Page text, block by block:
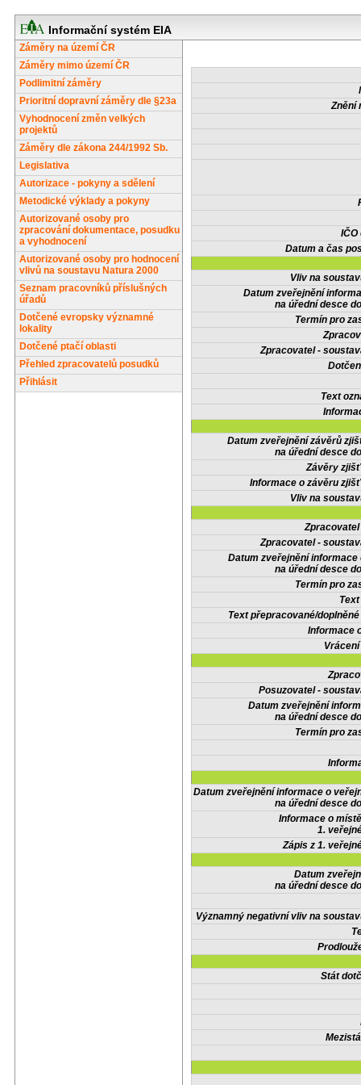
Informační systém EIA
Záměry na území ČR
Záměry mimo území ČR
Podlimitní záměry
Prioritní dopravní záměry dle §23a
Vyhodnocení změn velkých
projektů
Záměry dle zákona 244/1992 Sb.
Legislativa
Autorizace - pokyny a sdělení
Metodické výklady a pokyny
Autorizované osoby pro
zpracování dokumentace, posudku
a vyhodnocení
Autorizované osoby pro hodnocení
vlivů na soustavu Natura 2000
Seznam pracovníků příslušných
úřadů
Dotčené evropsky významné
lokality
Dotčené ptačí oblasti
Přehled zpracovatelů posudků
Přihlásit
Znění
IČO
Datum a čas
Vliv na
Datum zveřejnění
na úřední desce
Termín pro
Zpracovatel -
Text
Datum zveřejnění závěrů
na úřední desce
Závěry
Informace o závěru
Vliv na
Zpracovatel -
Datum zveřejnění informace
na úřední desce
Termín pro
Text přepracované/
Informace
Posuzovatel -
Datum zveřejnění
na úřední desce
Termín pro
Datum zveřejnění informace o
na úřední desce
Informace o
1.
Zápis z 1.
Datum
na úřední desce
Významný negativní vliv na
Stát